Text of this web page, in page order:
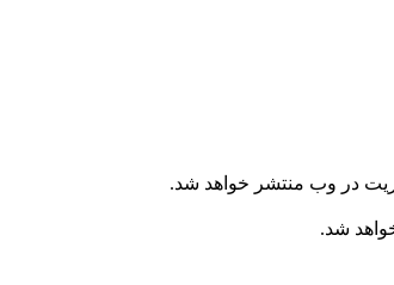
در وب منتشر خواهد شد.
شد.